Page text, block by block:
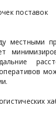
поставок
местными